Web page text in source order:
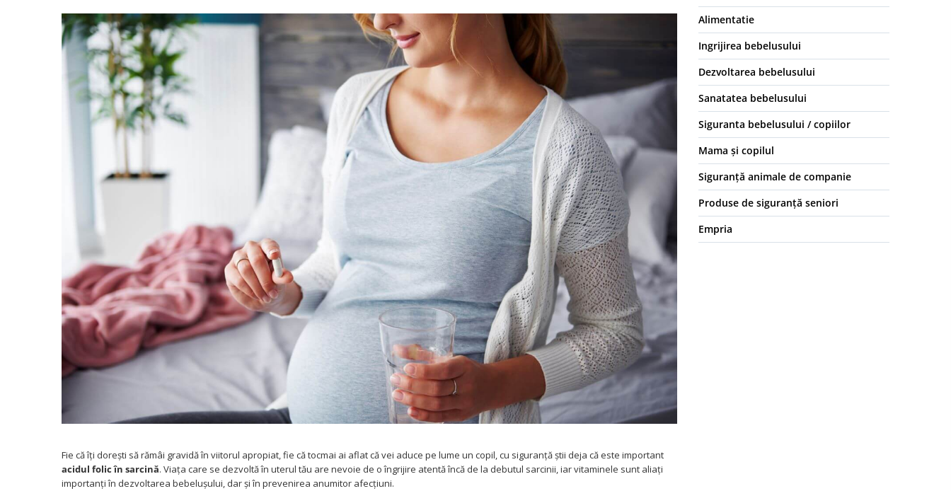
Protectii casa
Poarta siguranta copii
Deflectoare pentru aer conditionat
Echipament protectie bicicleta si ski
Haine plaja / inot
Ochelari de soare
Palarii protectie UV
Accesorii plaja
Puericultura mare
Somnul bebelusului
Tarcuri copii / bebelusi
Scaune masa
Ingrijire bebe si mama
Igiena si ingrijire bebelusi
Fie că îți dorești să rămâi gravidă în viitorul apropiat, fie că tocmai ai aflat că vei aduce pe lume un copil, cu siguranță știi deja că este important
acidul folic în sarcină. Viața care se dezvoltă în uterul tău are nevoie de o îngrijire atentă încă de la debutul sarcinii, iar vitaminele sunt aliați
importanți în dezvoltarea bebelușului, dar și în prevenirea anumitor afecțiuni.
Alimentatie
Ingrijirea bebelusului
Dezvoltarea bebelusului
Sanatatea bebelusului
Siguranta bebelusului / copiilor
Mama și copilul
Siguranță animale de companie
Produse de siguranță seniori
Empria